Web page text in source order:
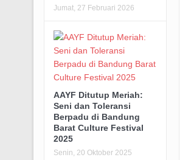
Jumat, 27 Februari 2026
AAYF Ditutup Meriah:
Seni dan Toleransi
Berpadu di Bandung
Barat Culture Festival
2025
Senin, 20 Oktober 2025